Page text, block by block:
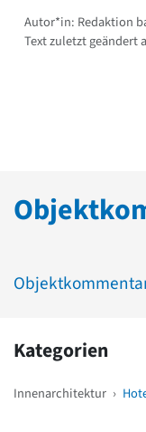
Autor*in: Redaktion
Text zuletzt geändert
Kategorien
Innenarchitektur ›